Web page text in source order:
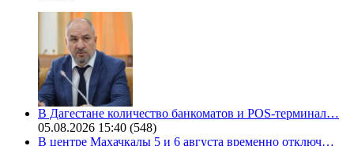
В Дагестане количество банкоматов и POS-терминал…
05.08.2026 15:40 (548)
В центре Махачкалы 5 и 6 августа временно отключ…